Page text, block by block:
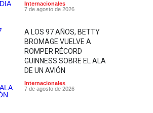
Internacionales
7 de agosto de 2026
A LOS 97 AÑOS, BETTY
BROMAGE VUELVE A
ROMPER RÉCORD
GUINNESS SOBRE EL ALA
DE UN AVIÓN
Internacionales
7 de agosto de 2026